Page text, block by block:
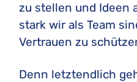
zu stellen und Ideen
stark wir als Team
Vertrauen zu
Denn letztendlich